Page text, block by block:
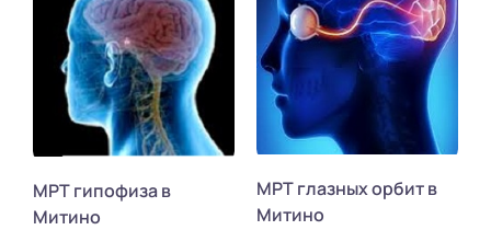
МРТ гипофиза в
Митино
МРТ глазных орбит в
Митино